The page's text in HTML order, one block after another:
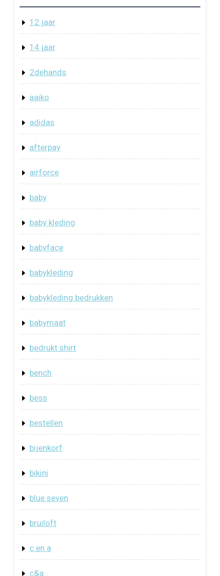
12 jaar
14 jaar
2dehands
aaiko
adidas
afterpay
airforce
baby
baby kleding
babyface
babykleding
babykleding bedrukken
babymaat
bedrukt shirt
bench
bess
bestellen
bijenkorf
bikini
blue seven
bruiloft
c en a
c&a